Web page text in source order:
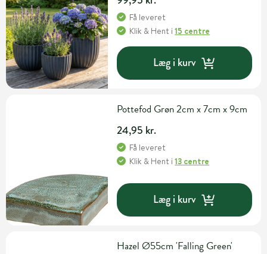
Få leveret
Klik & Hent i15 centre
Læg i kurv
Pottefod Grøn 2cm x 7cm x 9cm
24,95 kr.
Få leveret
Klik & Hent i13 centre
Læg i kurv
Hazel Ø55cm 'Falling Green'